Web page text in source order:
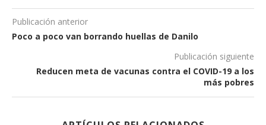
Publicación anterior
Poco a poco van borrando huellas de Danilo
Publicación siguiente
Reducen meta de vacunas contra el COVID-19 a los
más pobres